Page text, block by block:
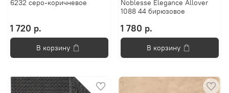
6232 серо-коричневое
1 720 р.
В корзину
Noblesse Elegance Allover
1088 44 бирюзовое
1 780 р.
В корзину